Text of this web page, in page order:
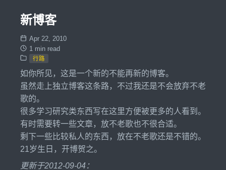
新博客
Apr 22, 2010
1 min read
行路
如你所见，这是一个新的不能再新的博客。
虽然走上独立博客这条路，不过我还是不会放弃不老
歌的。
很多学习研究类东西写在这里方便被更多的人看到。
有时需要转一些文章，放不老歌也不很合适。
剩下一些比较私人的东西，放在不老歌还是不错的。
21岁生日，开博贺之。
更新于2012-09-04：